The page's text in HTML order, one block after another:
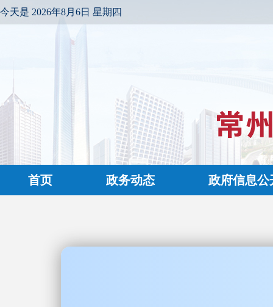
今天是 2026年8月6日 星期四
首页 政务动态 政府信息公